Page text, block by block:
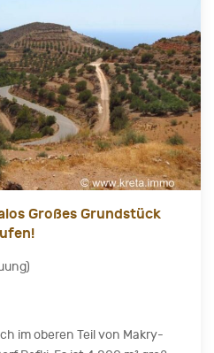
Großes Grundstück
im oberen Teil von Makry-